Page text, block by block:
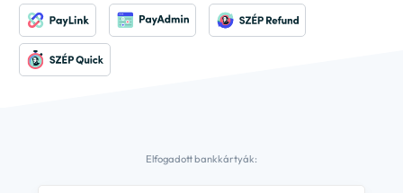
Elfogadott bankkártyák: